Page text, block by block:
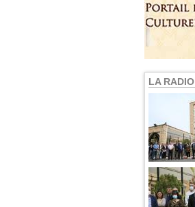
LA